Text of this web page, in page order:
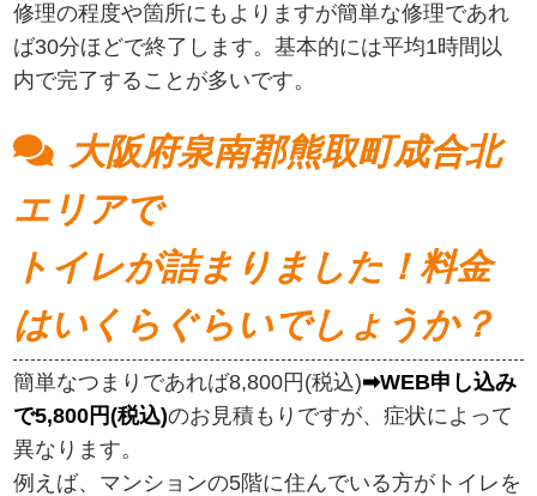
修理の程度や箇所にもよりますが簡単な修理であれ
ば30分ほどで終了します。基本的には平均1時間以
内で完了することが多いです。
大阪府泉南郡熊取町成合北
エリアで
トイレが詰まりました！料金
はいくらぐらいでしょうか？
簡単なつまりであれば8,800円(税込)➡WEB申し込み
で5,800円(税込)のお見積もりですが、症状によって
異なります。
例えば、マンションの5階に住んでいる方がトイレを